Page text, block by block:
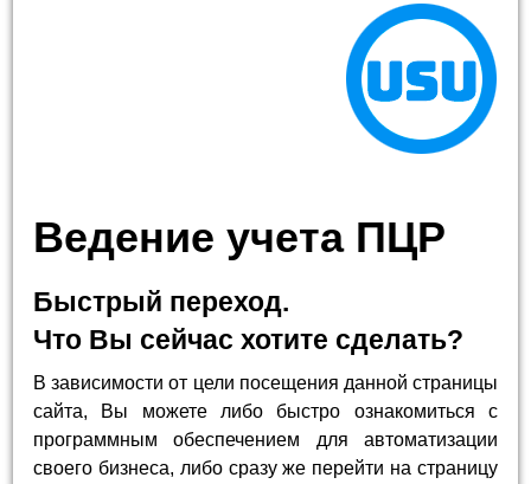
Ведение учета ПЦР
Быстрый переход.
Что Вы сейчас хотите сделать?
В зависимости от цели посещения данной страницы
сайта, Вы можете либо быстро ознакомиться с
программным обеспечением для автоматизации
своего бизнеса, либо сразу же перейти на страницу